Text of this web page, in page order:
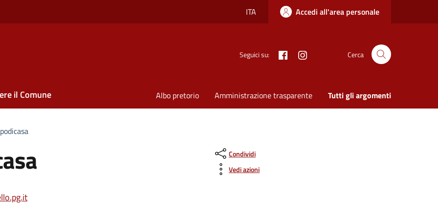
ITA Accedi all'area personale
Seguici su: Facebook Cerca
il Comune Albo pretorio Amministrazione trasparente Tutti gli argomenti
Condividi
Vedi azioni